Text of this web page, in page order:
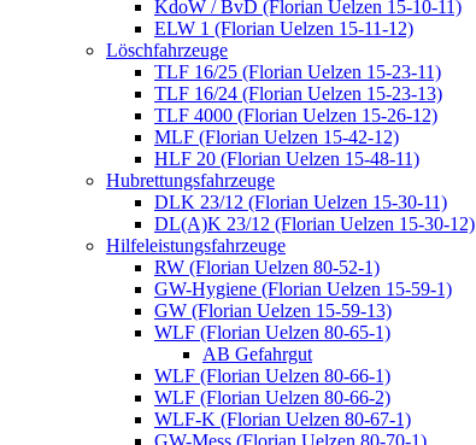
KdoW / BvD (Florian Uelzen 15-10-11)
ELW 1 (Florian Uelzen 15-11-12)
Löschfahrzeuge
TLF 16/25 (Florian Uelzen 15-23-11)
TLF 16/24 (Florian Uelzen 15-23-13)
TLF 4000 (Florian Uelzen 15-26-12)
MLF (Florian Uelzen 15-42-12)
HLF 20 (Florian Uelzen 15-48-11)
Hubrettungsfahrzeuge
DLK 23/12 (Florian Uelzen 15-30-11)
DL(A)K 23/12 (Florian Uelzen 15-30-12)
Hilfeleistungsfahrzeuge
RW (Florian Uelzen 80-52-1)
GW-Hygiene (Florian Uelzen 15-59-1)
GW (Florian Uelzen 15-59-13)
WLF (Florian Uelzen 80-65-1)
AB Gefahrgut
WLF (Florian Uelzen 80-66-1)
WLF (Florian Uelzen 80-66-2)
WLF-K (Florian Uelzen 80-67-1)
GW-Mess (Florian Uelzen 80-70-1)